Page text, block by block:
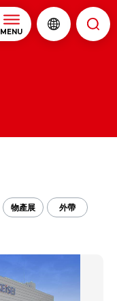
MENU
物產展
外帶